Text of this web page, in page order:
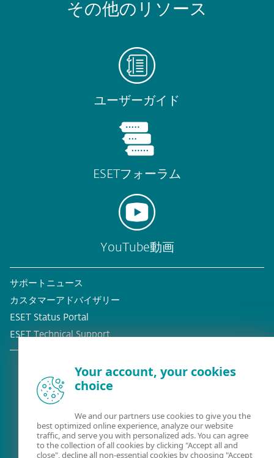
その他のリソース
ユーザーガイド
ESETフォーラム
YouTube動画
サポートニュース
カスタマーアドバイザリー
ESET Status Portal
ESET Technical Support
既存の顧客？
Your account, your cookies
choice
We and our partners use cookies to give you the
best optimized online experience, analyze our website
traffic, and serve you with personalized ads. You can agree
to the collection of all cookies by clicking "Accept all and
close", decline all non-essential cookies by choosing "Accept